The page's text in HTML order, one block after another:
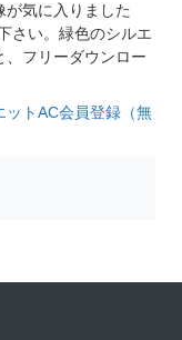
気に入りました
さい。緑色のシルエ
、フリーダウンロー
ットAC会員登録（無